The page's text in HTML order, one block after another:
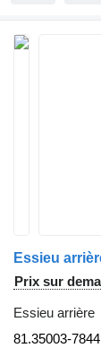
Prix sur
Essieu arrière
81.35003-